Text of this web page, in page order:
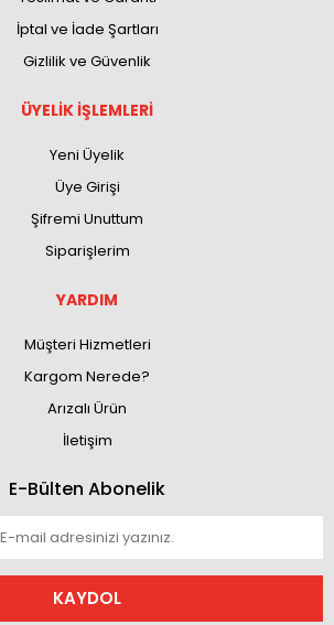
İptal ve İade Şartları
Gizlilik ve Güvenlik
ÜYELİK İŞLEMLERİ
Yeni Üyelik
Üye Girişi
Şifremi Unuttum
Siparişlerim
YARDIM
Müşteri Hizmetleri
Kargom Nerede?
Arızalı Ürün
İletişim
E-Bülten Abonelik
KAYDOL